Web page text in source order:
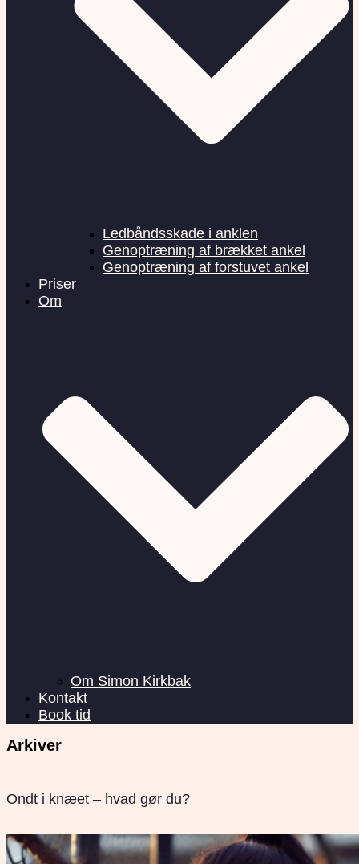
Ledbåndsskade i anklen
Genoptræning af brækket ankel
Genoptræning af forstuvet ankel
Priser
Om
Om Simon Kirkbak
Kontakt
Book tid
Arkiver
Ondt i knæet – hvad gør du?